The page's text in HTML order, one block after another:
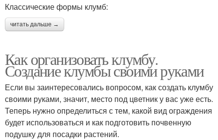
Классические формы клумб:
читать дальше →
Как организовать клумбу.
Создание клумбы своими руками
Если вы заинтересовались вопросом, как создать клумбу
своими руками, значит, место под цветник у вас уже есть.
Теперь нужно определиться с тем, какой вид ограждения
будет использоваться и как подготовить почвенную
подушку для посадки растений.